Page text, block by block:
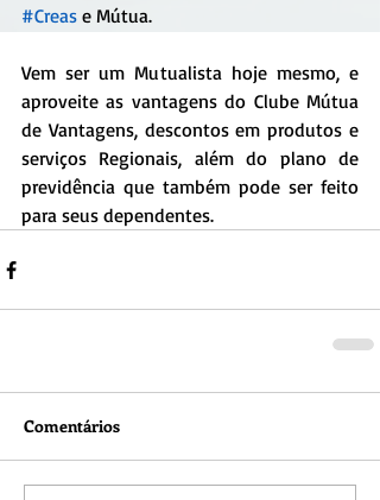
#Creas e Mútua.
Vem ser um Mutualista hoje mesmo, e
aproveite as vantagens do Clube Mútua
de Vantagens, descontos em produtos e
serviços Regionais, além do plano de
previdência que também pode ser feito
para seus dependentes.
Comentários